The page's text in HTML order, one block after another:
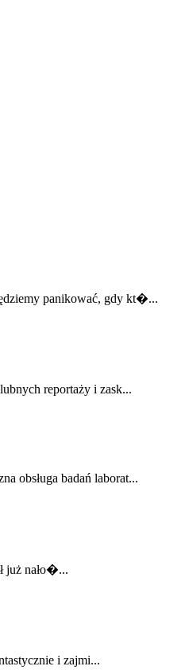
panikować, gdy kt�...
reportaży i zask...
obsługa badań laborat...
już nało�...
i zajmi...